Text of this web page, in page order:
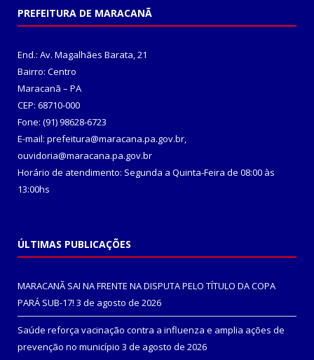
PREFEITURA DE MARACANÃ
End.: Av. Magalhães Barata, 21
Bairro: Centro
Maracanã – PA
CEP: 68710-000
Fone: (91) 98628-6723
E-mail: prefeitura@maracana.pa.gov.br,
ouvidoria@maracana.pa.gov.br
Horário de atendimento: Segunda a Quinta-Feira de 08:00 às
13:00hs
ÚLTIMAS PUBLICAÇÕES
MARACANÃ SAI NA FRENTE NA DISPUTA PELO TÍTULO DA COPA
PARÁ SUB-17! 3 de agosto de 2026
Saúde reforça vacinação contra a influenza e amplia ações de
prevenção no município 3 de agosto de 2026